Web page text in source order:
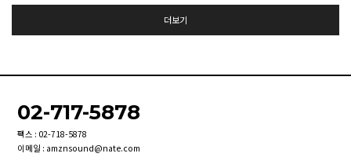
더보기
02-717-5878
팩스 : 02-718-5878
이메일 : amznsound@nate.com